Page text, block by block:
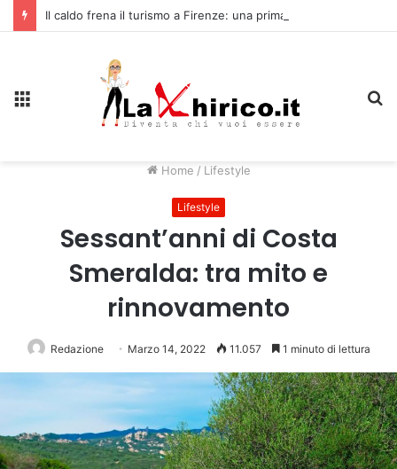
Home / Lifestyle
Lifestyle
Sessant’anni di Costa
Smeralda: tra mito e
rinnovamento
Redazione Marzo 14, 2022 11.057 1 minuto di lettura